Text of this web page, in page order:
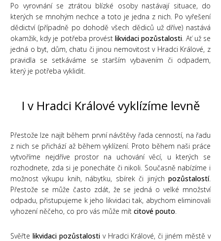
Po vyrovnání se ztrátou blízké osoby nastávají situace, do
kterých se mnohým nechce a toto je jedna z nich. Po vyřešení
dědictví (případně po dohodě všech dědiců už dříve) nastává
okamžik, kdy je potřeba provéstlikvidaci pozůstalosti. Ať už se
jedná o byt, dům, chatu či jinou nemovitost v Hradci Králové, z
pravidla se setkáváme se starším vybavením či odpadem,
který je potřeba vyklidit.
I v Hradci Králové vyklízíme levně
Přestože lze najít během první návštěvy řada cenností, na řadu
z nich se přichází až během vyklízení. Proto během naši práce
vytvoříme nejdříve prostor na uchování věcí, u kterých se
rozhodnete, zda si je ponecháte či nikoli. Současně nabízíme i
možnost výkupu knih, nábytku, sbírek či jiných pozůstalostí.
Přestože se může často zdát, že se jedná o velké množství
odpadu, přistupujeme k jeho likvidaci tak, abychom eliminovali
vyhození něčeho, co pro vás může mít citové pouto
Svěřte likvidaci pozůstalostiv Hradci Králové, či jiném městě v